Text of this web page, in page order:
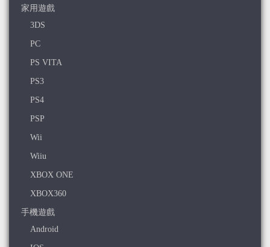
家用遊戲
3DS
PC
PS VITA
PS3
PS4
PSP
Wii
Wiiu
XBOX ONE
XBOX360
手機遊戲
Android